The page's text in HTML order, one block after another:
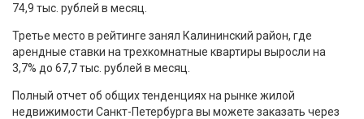
74,9 тыс. рублей в месяц.
Третье место в рейтинге занял Калининский район, где
арендные ставки на трехкомнатные квартиры выросли на
3,7% до 67,7 тыс. рублей в месяц.
Полный отчет об общих тенденциях на рынке жилой
недвижимости Санкт-Петербурга вы можете заказать через